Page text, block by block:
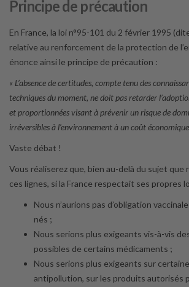
Principe de précaution
En France, la loi n°95-101 du 2 février 1995
relative au renforcement de la protection de
énonce ainsi le principe de précaution :
« L’absence de certitudes, compte tenu des
techniques du moment, ne doit pas retarder
et proportionnées visant à prévenir un risque de
irréversibles à l’environnement à un coût
Vaste débat !
Vous réaliserez que, bien au-delà du sujet que
ces lignes, si la France respectait ses propres
Nous n’aurions pas d’obligation
nés ;
Nous serions plus exigeants vis-à-vis
possibles de certains médicaments ;
Nous serions plus exigeants sur
antipollution, sur les produits autorisés